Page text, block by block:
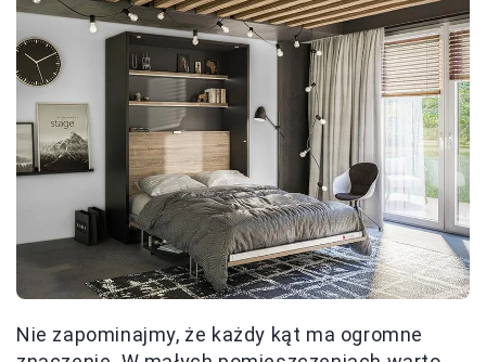
Nie zapominajmy, że każdy kąt ma ogromne